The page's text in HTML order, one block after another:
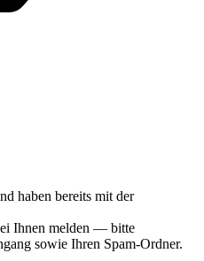
haben bereits mit der
Ihnen melden — bitte
sowie Ihren Spam-Ordner.